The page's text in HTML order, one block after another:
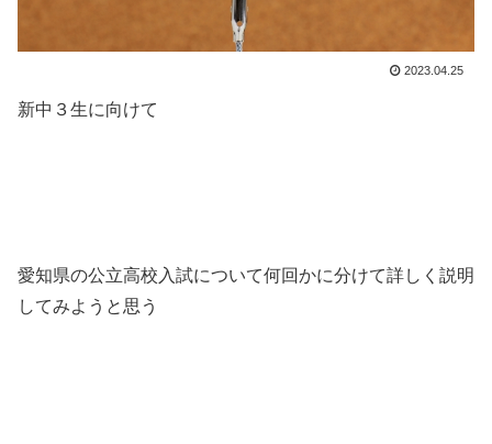
2023.04.25
新中３生に向けて
愛知県の公立高校入試について何回かに分けて詳しく説明
してみようと思う